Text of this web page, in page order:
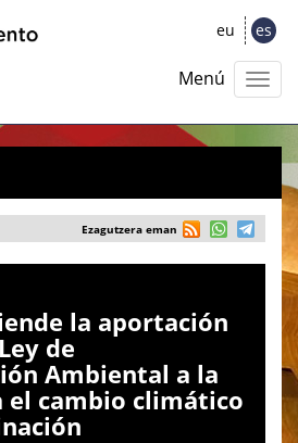
eu es
Menú
Ezagutzera eman
la aportación
de
Ambiental a la
el cambio climático